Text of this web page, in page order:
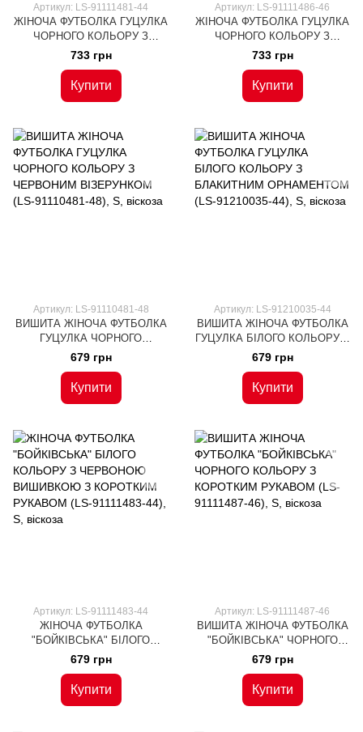
Артикул: LS-91111481-44
ЖІНОЧА ФУТБОЛКА ГУЦУЛКА
ЧОРНОГО КОЛЬОРУ З
КОРИЧНЕВОЮ ВИШИВКОЮ
НА КОРОТКИЙ РУКАВ (LS-
91111481-44), S, віскоза
733 грн
Купити
Артикул: LS-91111486-46
ЖІНОЧА ФУТБОЛКА ГУЦУЛКА
ЧОРНОГО КОЛЬОРУ З
БІРЮЗОВОЮ ВИШИВКОЮ НА
КОРОТКИЙ РУКАВ (LS-
91111486-46), S, віскоза
733 грн
Купити
Артикул: LS-91110481-48
ВИШИТА ЖІНОЧА ФУТБОЛКА
ГУЦУЛКА ЧОРНОГО
КОЛЬОРУ З ЧЕРВОНИМ
ВІЗЕРУНКОМ (LS-91110481-
48), S, віскоза
679 грн
Купити
Артикул: LS-91210035-44
ВИШИТА ЖІНОЧА ФУТБОЛКА
ГУЦУЛКА БІЛОГО КОЛЬОРУ З
БЛАКИТНИМ ОРНАМЕНТОМ
(LS-91210035-44), S, віскоза
679 грн
Купити
Артикул: LS-91111483-44
ЖІНОЧА ФУТБОЛКА
"БОЙКІВСЬКА" БІЛОГО
КОЛЬОРУ З ЧЕРВОНОЮ
ВИШИВКОЮ З КОРОТКИМ
РУКАВОМ (LS-91111483-44), S,
віскоза
679 грн
Купити
Артикул: LS-91111487-46
ВИШИТА ЖІНОЧА ФУТБОЛКА
"БОЙКІВСЬКА" ЧОРНОГО
КОЛЬОРУ З КОРОТКИМ
РУКАВОМ (LS-91111487-46), S,
віскоза
679 грн
Купити